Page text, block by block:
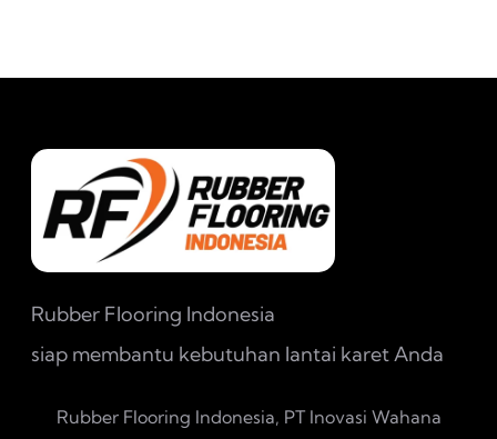
Rubber Flooring Indonesia
siap membantu kebutuhan lantai karet Anda
Rubber Flooring Indonesia, PT Inovasi Wahana